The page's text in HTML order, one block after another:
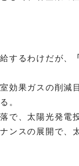
するわけだが、
効果ガスの削減
。
で、太陽光発電
ンスの展開で、